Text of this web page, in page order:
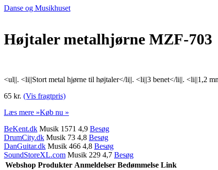
Danse og Musikhuset
Højtaler metalhjørne MZF-703
<ul||. <li||Stort metal hjørne til højtaler</li||. <li||3 benet</li||. <li||1,2
65 kr. (Vis fragtpris)
Læs mere »Køb nu »
BeKent.dk Musik 1571 4,9 Besøg
DrumCity.dk Musik 73 4,8 Besøg
DanGuitar.dk Musik 466 4,8 Besøg
SoundStoreXL.com Musik 229 4,7 Besøg
Webshop Produkter Anmeldelser Bedømmelse Link